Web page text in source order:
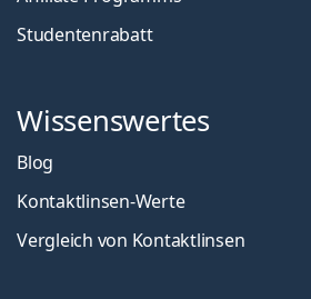
Studentenrabatt
Wissenswertes
Blog
Kontaktlinsen-Werte
Vergleich von Kontaktlinsen